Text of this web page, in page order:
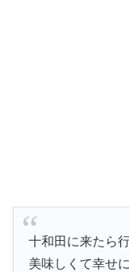
十和田に来たら
美味しくて幸せ